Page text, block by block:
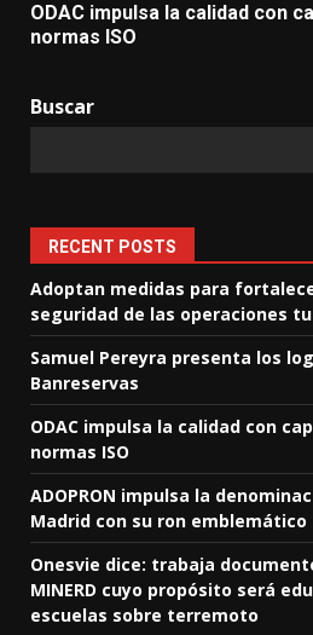
ODAC impulsa la calidad con
normas ISO
Buscar
RECENT POSTS
Adoptan medidas para
seguridad de las operaciones
Samuel Pereyra presenta los
Banreservas
ODAC impulsa la calidad con
normas ISO
ADOPRON impulsa la
Madrid con su ron emblemático
Onesvie dice: trabaja
MINERD cuyo propósito será
escuelas sobre terremoto